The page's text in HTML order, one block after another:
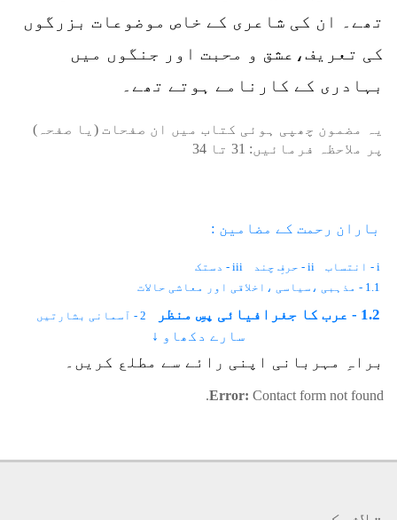
تھے۔ ان کی شاعری کے خاص موضوعات بزرگوں
کی تعریف،عشق و محبت اور جنگوں میں
بہادری کے کارنامے ہوتے تھے۔
یہ مضمون چھپی ہوئی کتاب میں ان صفحات (یا صفحہ)
پر ملاحظہ فرمائیں: 31 تا 34
باران رحمت کے مضامین :
i - انتساب ii - حرفِ چند
iii - دستک
1.1 - مذہبی ،سیاسی ،اخلاقی اور معاشی حالات
1.2 - عرب کا جغرافیائی پسِ منظر 2 - آسمانی بشارتیں
2.2 - آباؤ اجداد
2.3 - اصحاب الفیل
سارے دکھاو ↓
براہِ مہربانی اپنی رائے سے مطلع کریں۔
Error: Contact form not found.